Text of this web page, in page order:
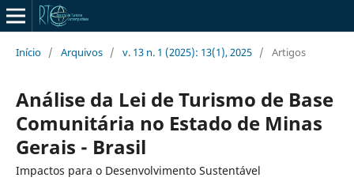
Início / Arquivos / v. 13 n. 1 (2025): 13(1), 2025 / Artigos
Análise da Lei de Turismo de Base
Comunitária no Estado de Minas
Gerais - Brasil
Impactos para o Desenvolvimento Sustentável